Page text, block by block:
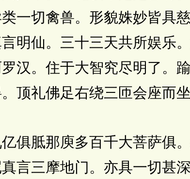
一切禽兽。形貌姝妙皆具
明仙。三十三天共所娱乐
汉。住于大智究尽明了。
顶礼佛足右绕三匝会座而坐
胝那庾多百千大菩萨俱。
言三摩地门。亦具一切甚